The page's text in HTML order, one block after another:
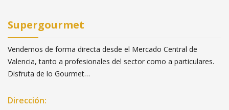
Supergourmet
Vendemos de forma directa desde el Mercado Central de
Valencia, tanto a profesionales del sector como a particulares.
Disfruta de lo Gourmet…
Dirección: